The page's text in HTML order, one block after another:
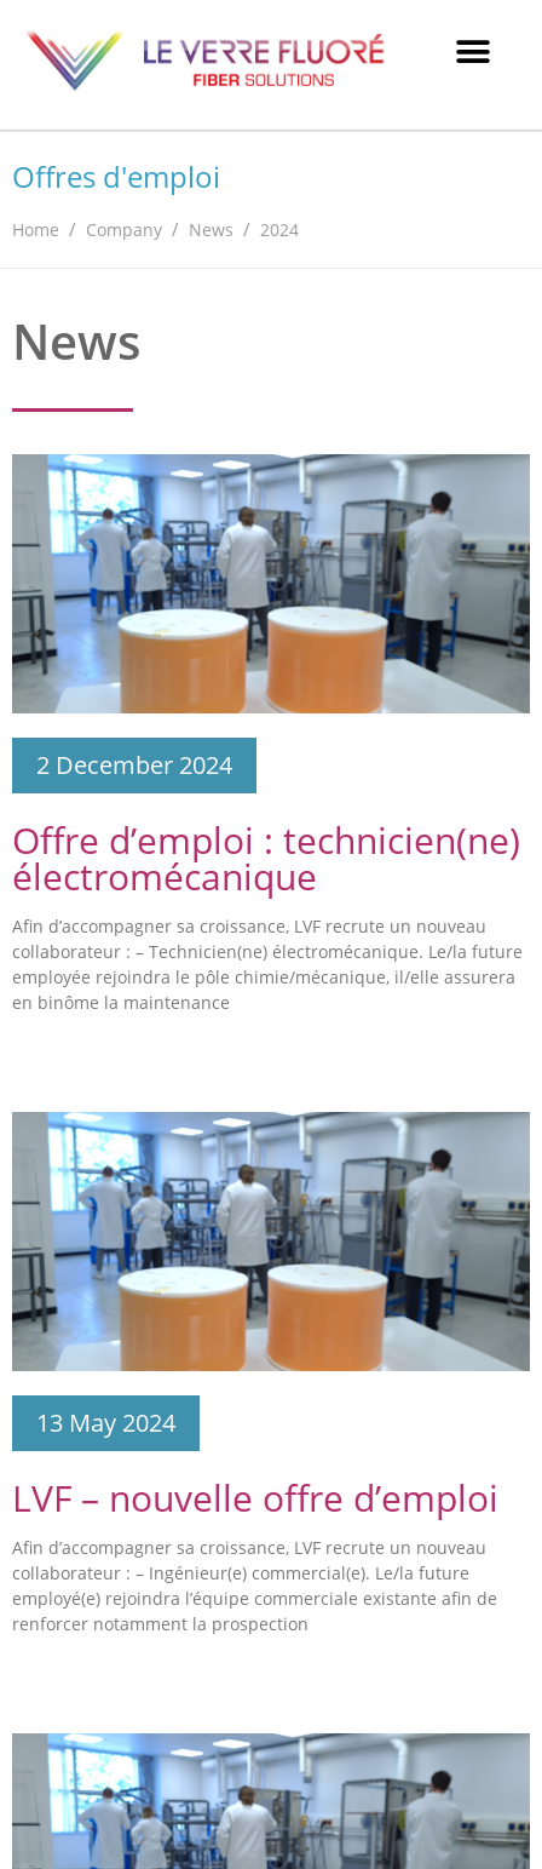
Offres d'emploi
Home / Company / News / 2024
News
Offre d’emploi : technicien(ne)
électromécanique
2 December 2024
Afin d’accompagner sa croissance, LVF recrute un nouveau
collaborateur : – Technicien(ne) électromécanique. Le/la future
employée rejoindra le pôle chimie/mécanique, il/elle assurera
en binôme la maintenance
LVF – nouvelle offre d’emploi
13 May 2024
Afin d’accompagner sa croissance, LVF recrute un nouveau
collaborateur : – Ingénieur(e) commercial(e). Le/la future
employé(e) rejoindra l’équipe commerciale existante afin de
renforcer notamment la prospection